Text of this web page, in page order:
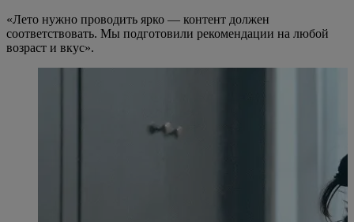
«Лето нужно проводить ярко — контент должен
соответствовать. Мы подготовили рекомендации на любой
возраст и вкус».